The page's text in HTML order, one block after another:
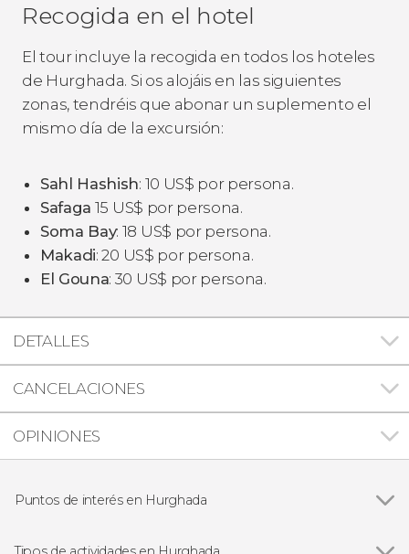
Recogida en el hotel
El tour incluye la recogida en todos los hoteles
de Hurghada. Si os alojáis en las siguientes
zonas, tendréis que abonar un suplemento el
mismo día de la excursión:
Sahl Hashish: 10 US$ por persona.
Safaga 15 US$ por persona.
Soma Bay: 18 US$ por persona.
Makadi: 20 US$ por persona.
El Gouna: 30 US$ por persona.
DETALLES
CANCELACIONES
OPINIONES
Puntos de interés en Hurghada